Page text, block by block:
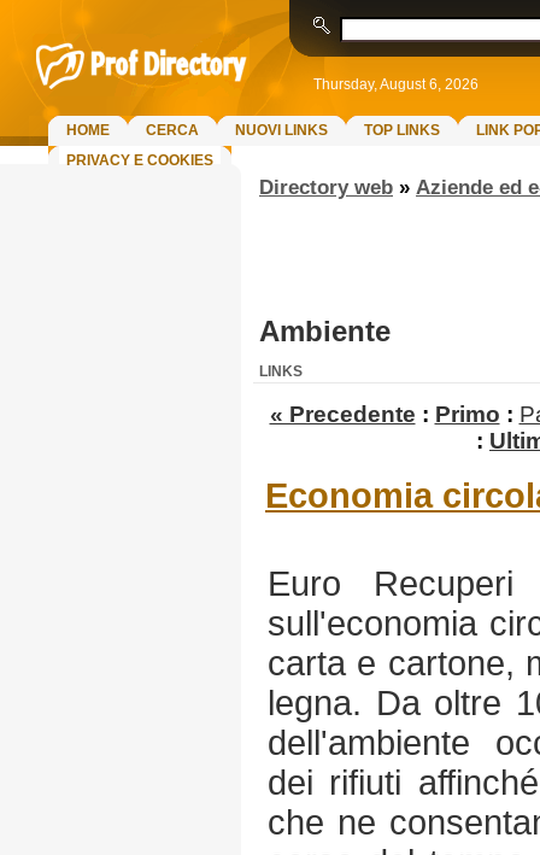
Thursday, August 6, 2026
HOME CERCA NUOVI LINKS TOP LINKS
LINK
PRIVACY E COOKIES
Directory web » Aziende ed
Ambiente
LINKS
« Precedente : Primo :
:
Economia
Euro
sull'economia
carta e cartone,
legna. Da oltre
dell'ambiente
dei rifiuti
che ne